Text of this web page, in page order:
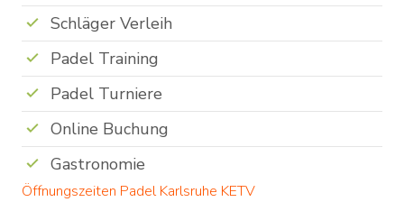
Schläger Verleih
Padel Training
Padel Turniere
Online Buchung
Gastronomie
Öffnungszeiten Padel Karlsruhe KETV